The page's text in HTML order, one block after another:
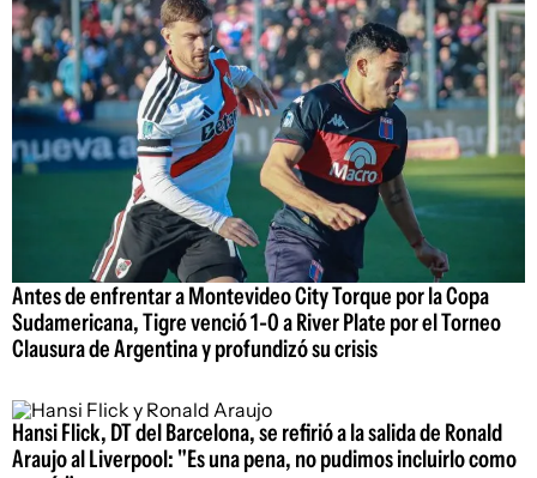
Antes de enfrentar a Montevideo City Torque por la Copa
Sudamericana, Tigre venció 1-0 a River Plate por el Torneo
Clausura de Argentina y profundizó su crisis
Hansi Flick, DT del Barcelona, se refirió a la salida de Ronald
Araujo al Liverpool: "Es una pena, no pudimos incluirlo como